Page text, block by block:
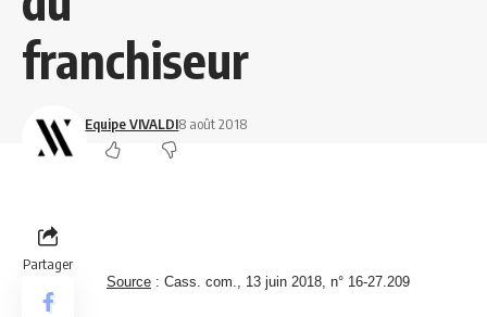
franchiseur
Equipe VIVALDI8 août 2018
Partager
Source : Cass. com., 13 juin 2018, n° 16-27.209